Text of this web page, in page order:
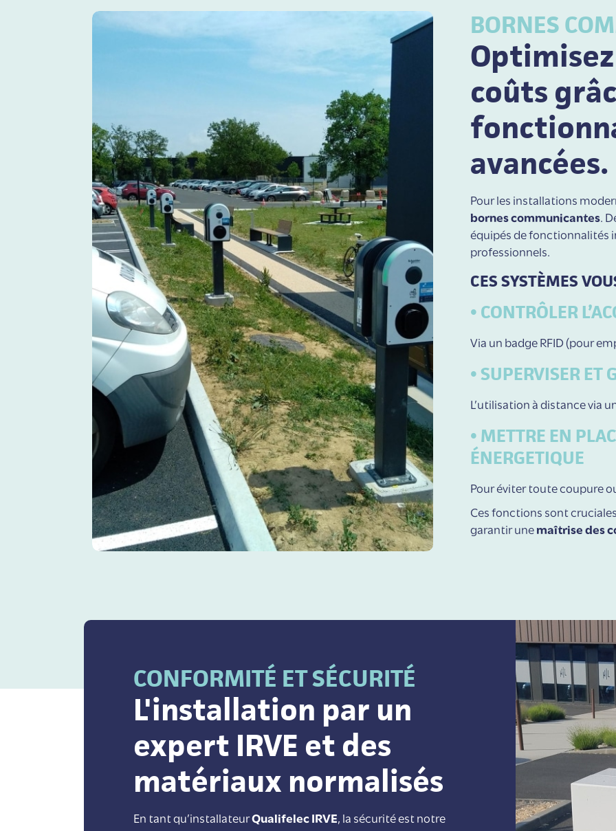
BORNES
coûts
avancées.
Pour les installations
bornes communicantes.
équipés de fonctionnalités
professionnels.
CES SYSTÈMES
• CONTRÔLER
Via un badge RFID (pour
• SUPERVISER ET
L’utilisation à distance via
• METTRE EN
ÉNERGETIQUE
Pour éviter toute coupure
Ces fonctions sont
garantir unemaîtrise des
CONFORMITÉ ET SÉCURITÉ
L'installation par un
expert IRVE et des
matériaux normalisés
En tant qu’installateurQualifelec IRVE, la sécurité est notre